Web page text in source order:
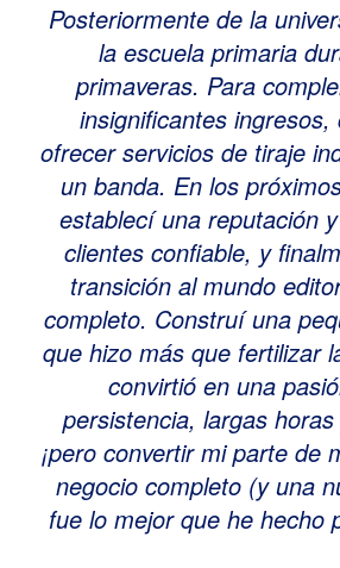
Posteriormente de la
la escuela primaria
primaveras. Para
insignificantes ingresos,
ofrecer servicios de tiraje
un banda. En los
establecí una reputación
clientes confiable, y
transición al mundo
completo. Construí una
que hizo más que fertilizar
convirtió en una
persistencia, largas
¡pero convertir mi parte de
negocio completo (y una
fue lo mejor que he hecho